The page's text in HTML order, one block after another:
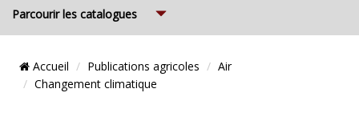
Parcourir les catalogues
Emplacement
du
Accueil Publications agricoles
Air
Changement climatique